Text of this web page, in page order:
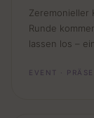
Zeremonieller
Runde
lassen los –
EVENT ·